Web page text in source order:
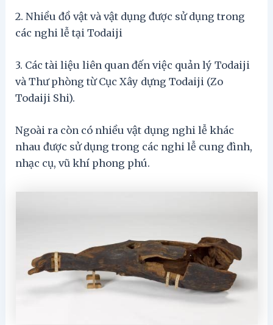
2. Nhiều đồ vật và vật dụng được sử dụng trong
các nghi lễ tại Todaiji
3. Các tài liệu liên quan đến việc quản lý Todaiji
và Thư phòng từ Cục Xây dựng Todaiji (Zo
Todaiji Shi).
Ngoài ra còn có nhiều vật dụng nghi lễ khác
nhau được sử dụng trong các nghi lễ cung đình,
nhạc cụ, vũ khí phong phú.